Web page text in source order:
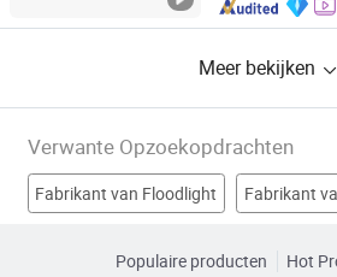
Meer bekijken
Verwante Opzoekopdrachten
Fabrikant van Floodlight Fabrikant
Populaire producten Hot